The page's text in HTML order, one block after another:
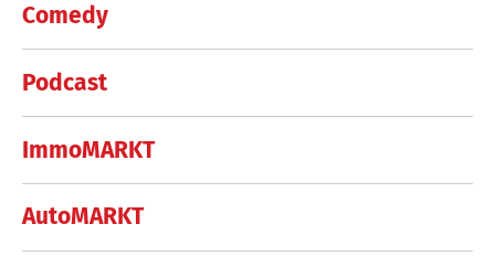
Comedy
Podcast
ImmoMARKT
AutoMARKT